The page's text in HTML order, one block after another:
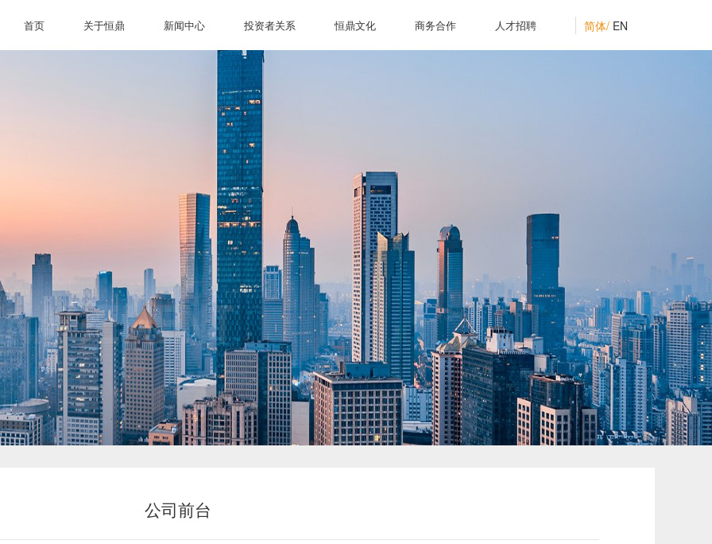
首页
关于恒鼎
新闻中心
首页 关于恒鼎 新闻中心 投资者关系 恒鼎文化 商务合作 人才招聘 简体/ EN
公司前台